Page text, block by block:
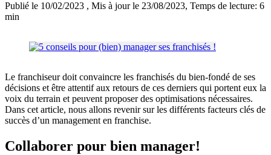
Publié le 10/02/2023 , Mis à jour le 23/08/2023, Temps de lecture: 6
min
Le franchiseur doit convaincre les franchisés du bien-fondé de ses
décisions et être attentif aux retours de ces derniers qui portent eux la
voix du terrain et peuvent proposer des optimisations nécessaires.
Dans cet article, nous allons revenir sur les différents facteurs clés de
succès d’un management en franchise.
Collaborer pour bien manager!